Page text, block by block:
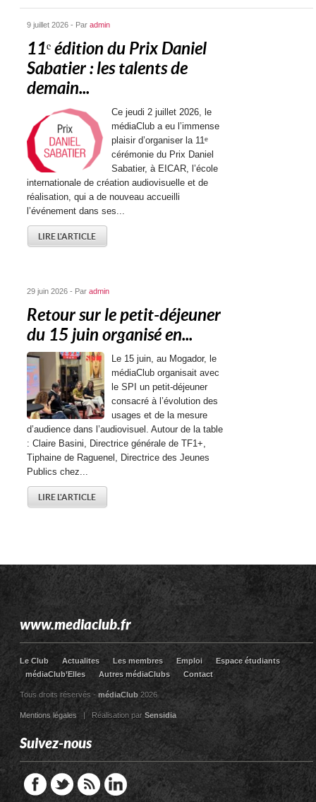
9 juillet 2026 - Paradmin
11ᵉ édition du Prix Daniel
Sabatier : les talents de
demain...
Ce jeudi 2 juillet 2026, le
médiaClub a eu l’immense
plaisir d’organiser la 11ᵉ
cérémonie du Prix Daniel
Sabatier, à EICAR, l’école
internationale de création audiovisuelle et de
réalisation, qui a de nouveau accueilli
l’événement dans ses...
LIRE L'ARTICLE
29 juin 2026 - Paradmin
Retour sur le petit-déjeuner
du 15 juin organisé en...
Le 15 juin, au Mogador, le
médiaClub organisait avec
le SPI un petit-déjeuner
consacré à l’évolution des
usages et de la mesure
d’audience dans l’audiovisuel. Autour de la table
: Claire Basini, Directrice générale de TF1+,
Tiphaine de Raguenel, Directrice des Jeunes
Publics chez...
LIRE L'ARTICLE
www.mediaclub.fr
Le Club Actualites Les membres Emploi
Espace étudiants
médiaClub’Elles
Autres médiaClubs Contact
Tous droits réservés -médiaClub 2026
Mentions légales| Réalisation parSensidia
Suivez-nous